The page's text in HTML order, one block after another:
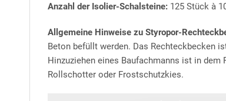
Anzahl der Isolier-Schalsteine: 125 Stück à
Allgemeine Hinweise zu Styropor-
Beton befüllt werden. Das Rechteckbecken
Hinzuziehen eines Baufachmanns ist in
Rollschotter oder Frostschutzkies.